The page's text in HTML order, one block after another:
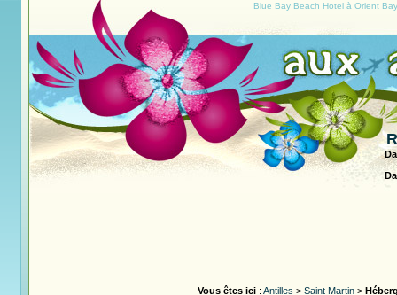
Blue Bay Beach Hotel à Orient
Vous êtes ici: Antilles > Saint Martin>